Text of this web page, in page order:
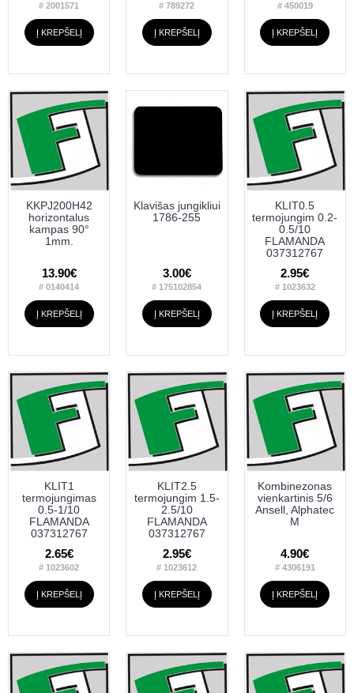
# 2001571
Į KREPŠELĮ
# 789272
Į KREPŠELĮ
# 450019
Į KREPŠELĮ
KKPJ200H42
horizontalus
kampas 90°
1mm.
13.90€
# 0140414
Į KREPŠELĮ
Klavišas jungikliui
1786-255
3.00€
# 175102854
Į KREPŠELĮ
KLIT0.5
termojungim 0.2-
0.5/10
FLAMANDA
037312767
2.95€
# 1023632
Į KREPŠELĮ
KLIT1
termojungimas
0.5-1/10
FLAMANDA
037312767
2.65€
# 1023602
Į KREPŠELĮ
KLIT2.5
termojungim 1.5-
2.5/10
FLAMANDA
037312767
2.95€
# 1023612
Į KREPŠELĮ
Kombinezonas
vienkartinis 5/6
Ansell, Alphatec
M
4.90€
# 4306191
Į KREPŠELĮ